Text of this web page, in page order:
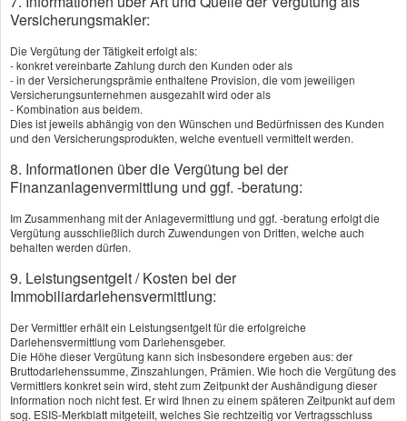
ganz. Für privat abgerechnete Behandlungen,
Hause braucht es daher oft eine zusätzliche
Lösung.
Gerade der Rücktransport verdient besondere
Aufmerksamkeit. Viele Tarife der
Auslandskrankenversicherung übernehmen ihn
bereits dann, wenn er medizinisch sinnvoll ist.
Das erweitert den Handlungsspielraum deutlich
und bringt im Ernstfall Tempo in eine
schwierige Lage.
Leistungen einer Auslandskranken­
Ambulante Behandlungen vor Ort
Stationäre Versorgung im Krankenhaus
Medikamente und medizinische Hilfsmittel
Versicherungsmakler:
Die Vergütung der Tätigkeit erfolgt als:
- konkret vereinbarte Zahlung durch den Kunden oder als
- in der Versicherungsprämie enthaltene Provision, die vom jeweiligen
Versicherungsunternehmen ausgezahlt wird oder als
- Kombination aus beidem.
Dies ist jeweils abhängig von den Wünschen und Bedürfnissen des Kunden
und den Versicherungsprodukten, welche eventuell vermittelt werden.
8. Informationen über die Vergütung bei der
Finanzanlagenvermittlung und ggf. -beratung:
Im Zusammenhang mit der Anlagevermittlung und ggf. -beratung erfolgt die
Vergütung ausschließlich durch Zuwendungen von Dritten, welche auch
behalten werden dürfen.
9. Leistungsentgelt / Kosten bei der
Immobiliardarlehensvermittlung:
Der Vermittler erhält ein Leistungsentgelt für die erfolgreiche
Darlehensvermittlung vom Darlehensgeber.
Die Höhe dieser Vergütung kann sich insbesondere ergeben aus: der
Bruttodarlehenssumme, Zinszahlungen, Prämien. Wie hoch die Vergütung des
Vermittlers konkret sein wird, steht zum Zeitpunkt der Aushändigung dieser
Information noch nicht fest. Er wird Ihnen zu einem späteren Zeitpunkt auf dem
sog. ESIS-Merkblatt mitgeteilt, welches Sie rechtzeitig vor Vertragsschluss